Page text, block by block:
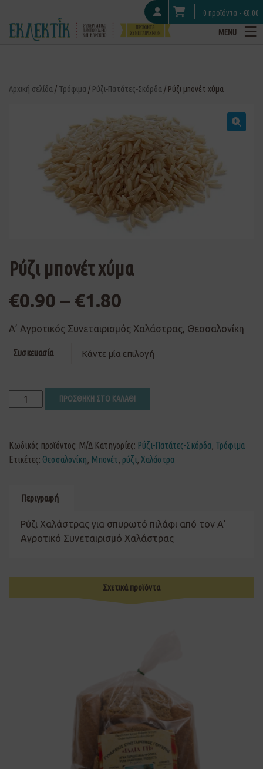
0 προϊόντα - €0.00
MENU
Αρχική σελίδα / Τρόφιμα / Ρύζι-Πατάτες-Σκόρδα / Ρύζι μπονέτ χύμα
Ρύζι μπονέτ χύμα
€0.90 – €1.80
Α’ Αγροτικός Συνεταιρισμός Χαλάστρας, Θεσσαλονίκη
Συσκευασία
ΠΡΟΣΘΗΚΗ ΣΤΟ ΚΑΛΑΘΙ
Κωδικός προϊόντος: Μ/Δ Κατηγορίες: Ρύζι-Πατάτες-Σκόρδα, Τρόφιμα
Ετικέτες: Θεσσαλονίκη, Μπονέτ, ρύζι, Χαλάστρα
Περιγραφή
Ρύζι Χαλάστρας για σπυρωτό πιλάφι από τον Α’
Αγροτικό Συνεταιρισμό Χαλάστρας
Σχετικά προϊόντα